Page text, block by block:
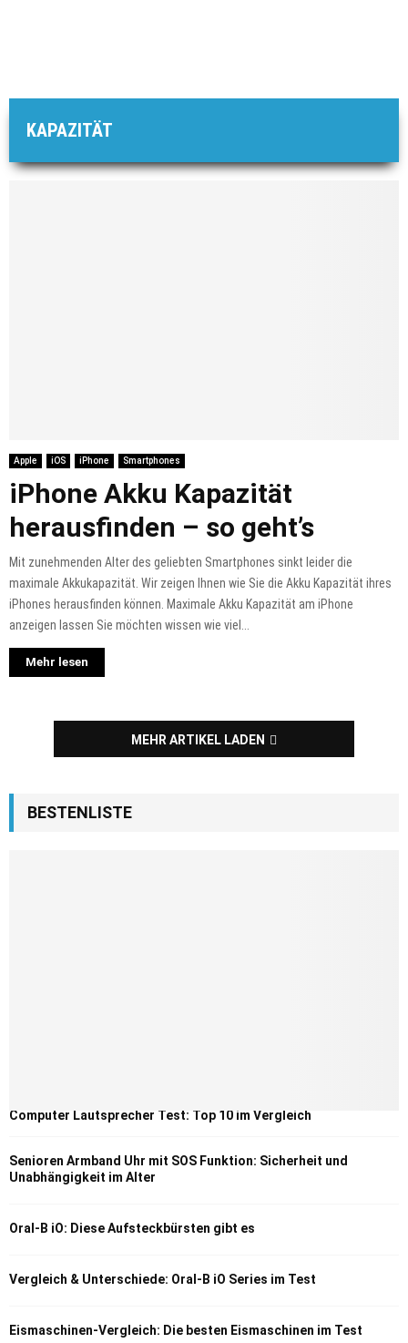
KAPAZITÄT
Apple iOS iPhone Smartphones
iPhone Akku Kapazität
herausfinden – so geht’s
Mit zunehmenden Alter des geliebten Smartphones sinkt leider die
maximale Akkukapazität. Wir zeigen Ihnen wie Sie die Akku Kapazität ihres
iPhones herausfinden können. Maximale Akku Kapazität am iPhone
anzeigen lassen Sie möchten wissen wie viel...
Mehr lesen
MEHR ARTIKEL LADEN
BESTENLISTE
Computer Lautsprecher Test: Top 10 im Vergleich
Senioren Armband Uhr mit SOS Funktion: Sicherheit und
Unabhängigkeit im Alter
Oral-B iO: Diese Aufsteckbürsten gibt es
Vergleich & Unterschiede: Oral-B iO Series im Test
Eismaschinen-Vergleich: Die besten Eismaschinen im Test